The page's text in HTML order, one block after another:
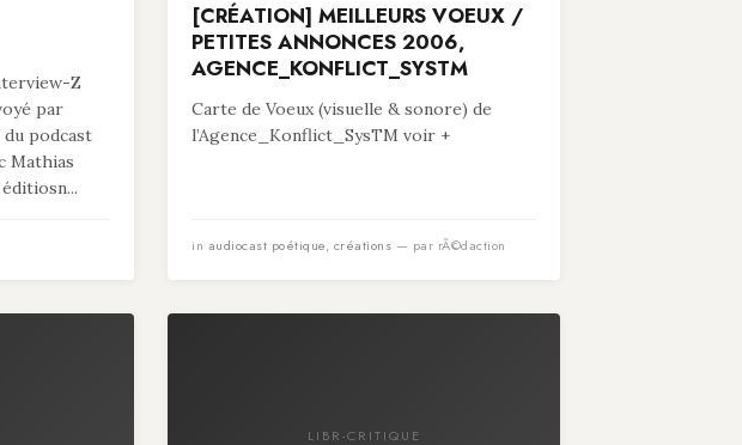
Z
par
podcast
Mathias
[CRÉATION] MEILLEURS VOEUX /
PETITES ANNONCES 2006,
AGENCE_KONFLICT_SYSTM
Carte de Voeux (visuelle & sonore) de
l’Agence_Konflict_SysTM voir +
in audiocast poétique, créations — par rÃ©daction
LIBR-CRITIQUE